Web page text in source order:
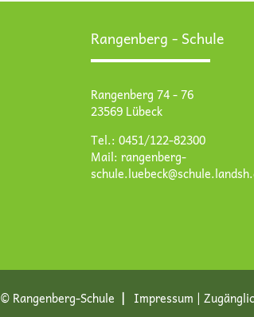
Rangenberg - Schule
Rangenberg 74 - 76
23569 Lübeck
Tel.: 0451/122-82300
Mail: rangenberg-
© Rangenberg-Schule Impressum |